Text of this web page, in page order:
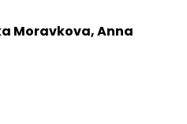
Moravkova, Anna